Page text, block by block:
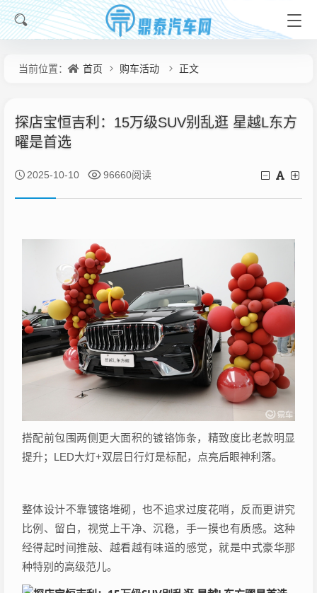
当前位置： 首页 购车活动 正文
探店宝恒吉利：15万级SUV别乱逛 星越L东方
曜是首选
2025-10-10 96660阅读
搭配前包围两侧更大面积的镀铬饰条，精致度比老款明显
提升；LED大灯+双层日行灯是标配，点亮后眼神利落。
整体设计不靠镀铬堆砌，也不追求过度花哨，反而更讲究
比例、留白，视觉上干净、沉稳，手一摸也有质感。这种
经得起时间推敲、越看越有味道的感觉，就是中式豪华那
种特别的高级范儿。